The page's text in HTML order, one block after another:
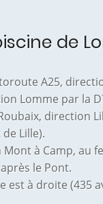
de
A25,
Lomme par la
direction
Lille).
à Camp, au
le Pont.
est à droite (435